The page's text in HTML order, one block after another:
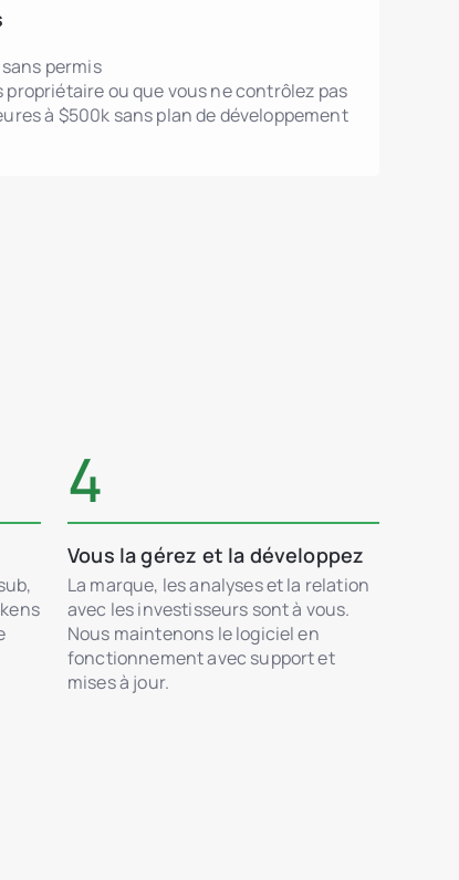
permis
ou que vous ne contrôlez pas
à $500k sans plan de développement
4
Vous la gérez et la développez
La marque, les analyses et la relation
avec les investisseurs sont à vous.
Nous maintenons le logiciel en
fonctionnement avec support et
mises à jour.